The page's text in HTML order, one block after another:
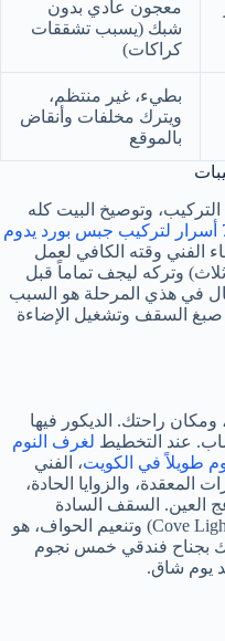
معجون عادي بدون
شبك (يسبب تشققات
كراكات)
بطيء، غير منتظم،
ويترك مخلفات وأنقاض
بالموقع
وتوصيخ البيت كله
لتجنب التشققات.. 7 أسرار لتركيب جبس بورد يدوم
الفني وقته الكافي لعمل
وتركه ليجف تماماً قبل
في هذي المرحلة هو السبب
السقف وتشغيل الإضاءة
راحتك. الديكور فيها
عند التخطيط لغرف النوم
، الفني
المعقدة، والزوايا الحادة،
العين. السقف السادة
(الفلات) مع إضاءة محيطية هادئة (Cove Lighting) وتنعيم الحواف، هو
بجناح فندقي خمس نجوم
يوم شاق.